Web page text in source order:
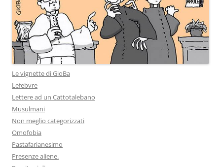
Le vignette di GioBa
Lefebvre
Lettere ad un Cattotalebano
Musulmani
Non meglio categorizzati
Omofobia
Pastafarianesimo
Presenze aliene.